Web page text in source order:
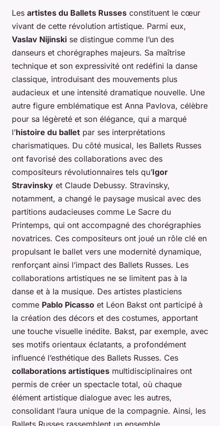
Les artistes du Ballets Russes constituent le cœur
vivant de cette révolution artistique. Parmi eux,
Vaslav Nijinski se distingue comme l’un des
danseurs et chorégraphes majeurs. Sa maîtrise
technique et son expressivité ont redéfini la danse
classique, introduisant des mouvements plus
audacieux et une intensité dramatique nouvelle. Une
autre figure emblématique est Anna Pavlova, célèbre
pour sa légèreté et son élégance, qui a marqué
l’histoire du ballet par ses interprétations
charismatiques. Du côté musical, les Ballets Russes
ont favorisé des collaborations avec des
compositeurs révolutionnaires tels qu’Igor
Stravinsky et Claude Debussy. Stravinsky,
notamment, a changé le paysage musical avec des
partitions audacieuses comme Le Sacre du
Printemps, qui ont accompagné des chorégraphies
novatrices. Ces compositeurs ont joué un rôle clé en
propulsant le ballet vers une modernité dynamique,
renforçant ainsi l’impact des Ballets Russes. Les
collaborations artistiques ne se limitent pas à la
danse et à la musique. Des artistes plasticiens
comme Pablo Picasso et Léon Bakst ont participé à
la création des décors et des costumes, apportant
une touche visuelle inédite. Bakst, par exemple, avec
ses motifs orientaux éclatants, a profondément
influencé l’esthétique des Ballets Russes. Ces
collaborations artistiques multidisciplinaires ont
permis de créer un spectacle total, où chaque
élément artistique dialogue avec les autres,
consolidant l’aura unique de la compagnie. Ainsi, les